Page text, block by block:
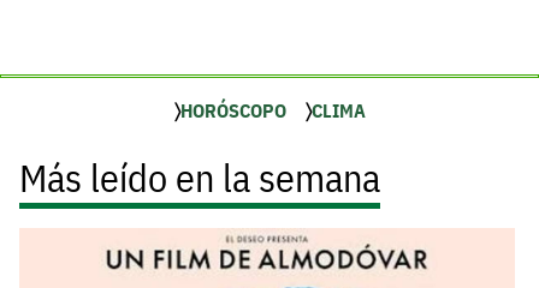
HORÓSCOPO CLIMA
Más leído en la semana